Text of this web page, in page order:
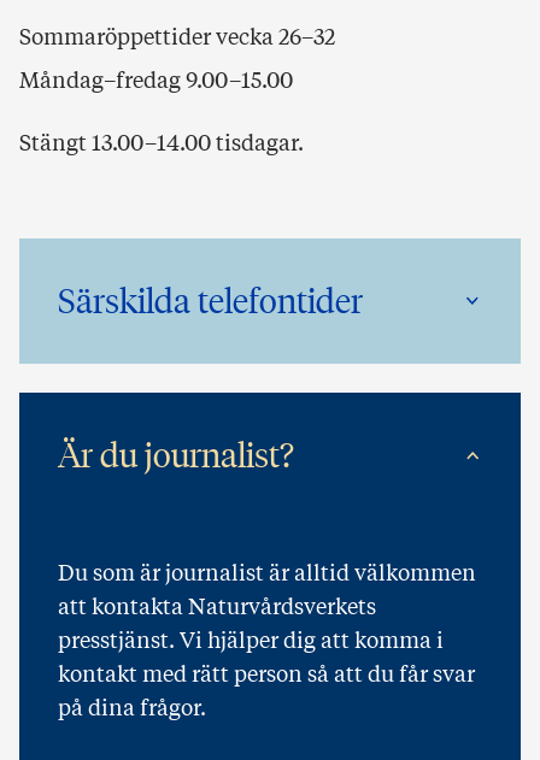
Sommaröppettider vecka 26–32
Måndag–fredag 9.00–15.00
Stängt 13.00–14.00 tisdagar.
Särskilda telefontider
Är du journalist?
Du som är journalist är alltid välkommen
att kontakta Naturvårdsverkets
presstjänst. Vi hjälper dig att komma i
kontakt med rätt person så att du får svar
på dina frågor.